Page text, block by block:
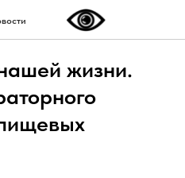
жизни.